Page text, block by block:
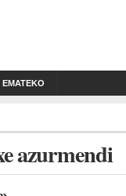
EMATEKO
azurmendi